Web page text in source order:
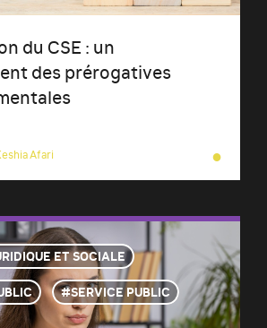
du CSE : un
des prérogatives
Afari ●
ET SOCIALE
SERVICE PUBLIC